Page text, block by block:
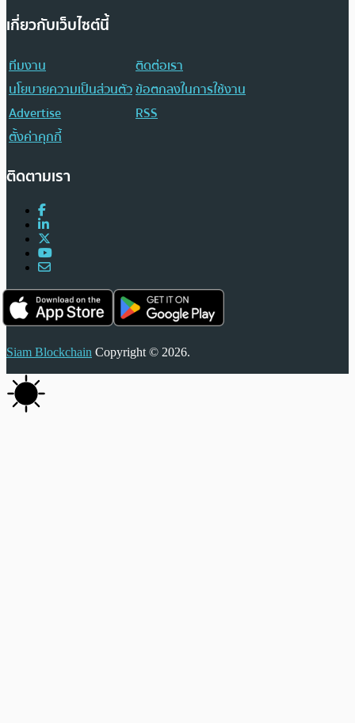
เกี่ยวกับเว็บไซต์นี้
ทีมงาน
ติดต่อเรา
นโยบายความเป็นส่วนตัวข้อตกลงในการใช้งาน
Advertise
RSS
ตั้งค่าคุกกี้
ติดตามเรา
Siam Blockchain Copyright © 2026.